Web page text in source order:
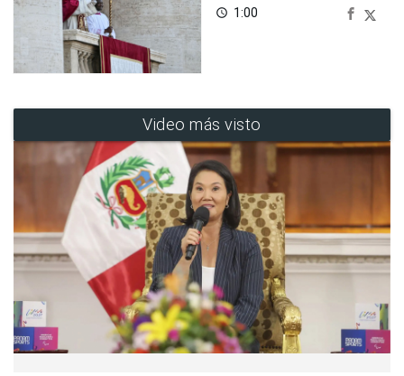
access_time 1:00
Video más visto